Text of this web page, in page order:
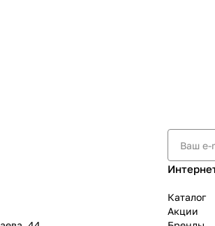
Каталог
Акции